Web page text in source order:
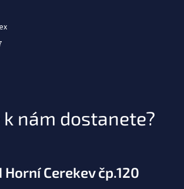
k nám dostanete?
Horní Cerekev čp.120